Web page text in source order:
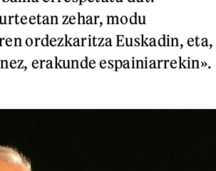
zehar, modu
ordezkaritza Euskadin, eta,
erakunde espainiarrekin».